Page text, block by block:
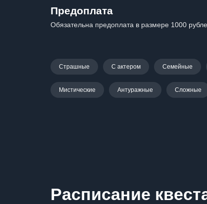
Предоплата
Обязательна предоплата в размере 1000
Страшные С актером Семейные
Мистические Антуражные Сложные
Расписание